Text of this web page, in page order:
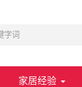
家居经验